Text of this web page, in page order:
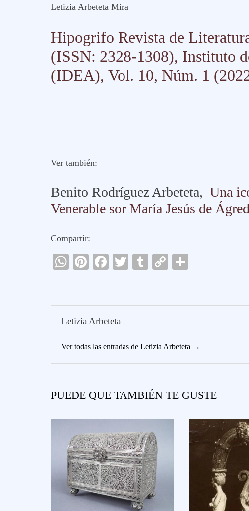
Letizia Arbeteta Mira
Hipogrifo Revista de
(ISSN: 2328-1308), Instituto
(IDEA), Vol. 10, Núm. 1
Ver también:
Benito Rodríguez Arbeteta, Una
Venerable sor María Jesús de
Compartir:
W
A
pp
Pi
es
t
Fa
ok
T
r
T
bl
C
Li pa
r
Letizia Arbeteta
Ver todas las entradas de Letizia Arbeteta →
PUEDE QUE TAMBIÉN TE GUSTE